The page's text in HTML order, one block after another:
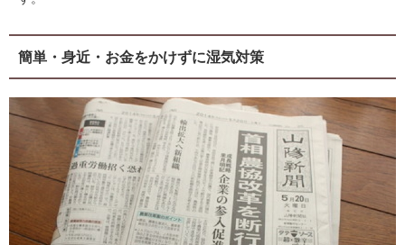
簡単・身近・お金をかけずに湿気対策